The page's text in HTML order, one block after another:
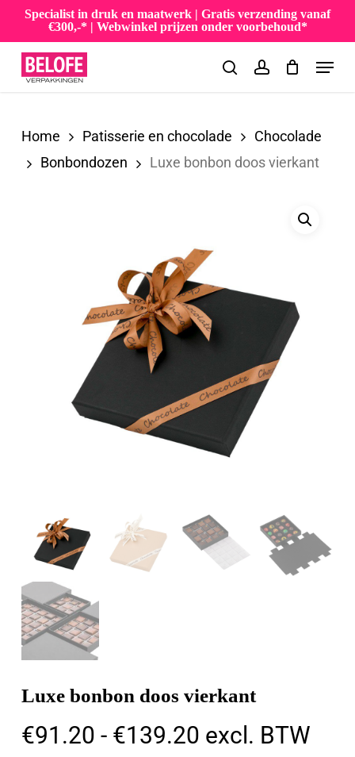
Skip
main
content
Specialist in druk en maatwerk | Gratis verzending vanaf
€300,-* | Webwinkel prijzen onder voorbehoud*
searchaccount
Menu
Home Patisserie en chocolade
Chocolade
Bonbondozen
Luxe bonbon doos vierkant
Luxe bonbon doos vierkant
€91.20 - €139.20Prijsklasse:
excl. BTW